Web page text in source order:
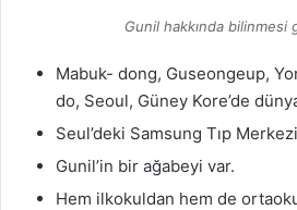
Gunil hakkında bilinmesi
Mabuk- dong, Guseongeup,
do, Seoul, Güney Kore’de
Seul’deki Samsung Tıp
Gunil’in bir ağabeyi var.
Hem ilkokuldan hem de